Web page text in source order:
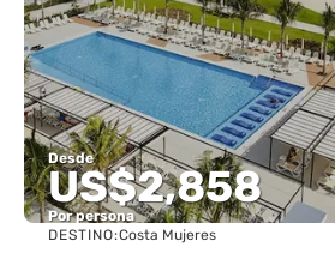
Desde
US$2,858
Por persona
Ver
DESTINO:Costa Mujeres